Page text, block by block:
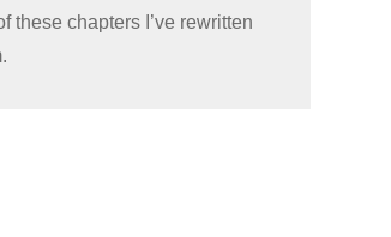
these chapters I’ve rewritten